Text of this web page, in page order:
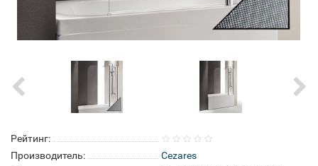
Рейтинг:
Производитель:
Cezares